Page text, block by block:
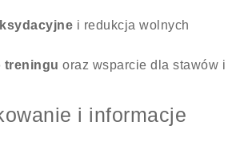
i redukcja wolnych
treningu oraz wsparcie dla stawów i
i informacje